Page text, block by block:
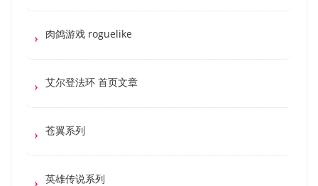
肉鸽游戏 roguelike
艾尔登法环 首页文章
苍翼系列
英雄传说系列